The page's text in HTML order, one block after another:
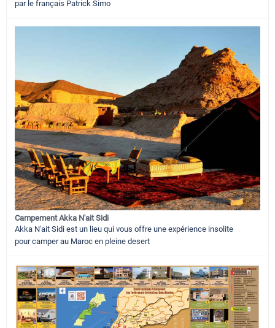
par le français Patrick Simo
Campement Akka N'ait Sidi
Akka N'ait Sidi est un lieu qui vous offre une expérience insolite
pour camper au Maroc en pleine desert